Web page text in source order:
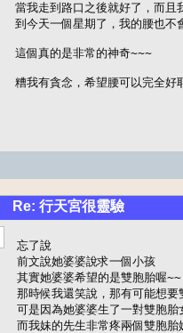
當我走到路口之後就好了，而且
到今天一個星期了，我的腰也不
這個真的是非常的神奇~~~
糟我有貪念，希望腰可以完全好
Re: 行天宮很靈驗
忘了說
前文說她婆婆說求一個小孩
其實她婆婆希望的是雙胞胎喔~~
那時候我還笑說，那有可能想要
可是因為她婆婆生了一對雙胞
而我妹的先生非常疼兩個雙胞